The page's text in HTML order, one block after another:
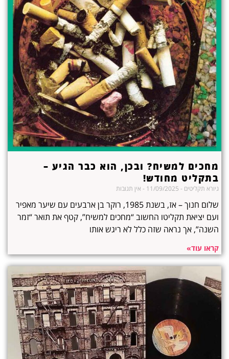
מחכים למשיח? ובכן, הוא כבר הגיע –
בתקליט מחודש!
גיורא תקליטים אין תגובות
שלום חנוך – אז, בשנת 1985, רוקר בן ארבעים עם שיער מאפיר
ועם יציאת תקליטו החשוב “מחכים למשיח”, קטף את תואר “זמר
השנה”, אך נראה שזה כלל לא ריגש אותו
קראו עוד»